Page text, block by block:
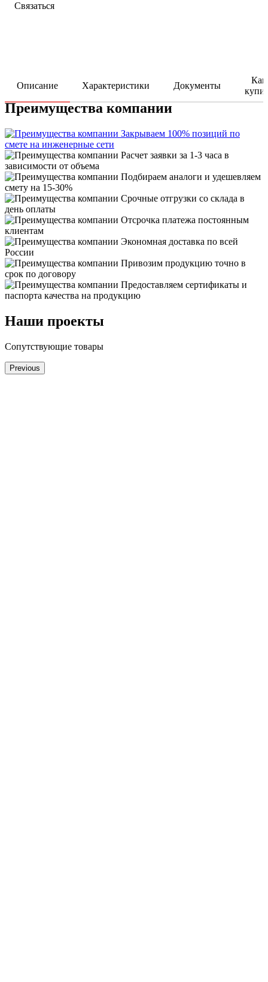
Связаться
Описание Характеристики Документы
Как
Преимущества компании
Закрываем 100% позиций по
смете на инженерные сети
Расчет заявки за 1-3 часа в
зависимости от объема
Подбираем аналоги и удешевляем
смету на 15-30%
Срочные отгрузки со склада в
день оплаты
Отсрочка платежа постоянным
клиентам
Экономная доставка по всей
России
Привозим продукцию точно в
срок по договору
Предоставляем сертификаты и
паспорта качества на продукцию
Наши проекты
Сопутствующие товары
Previous